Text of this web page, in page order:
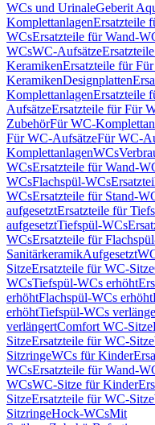
WCs und UrinaleGeberit
KomplettanlagenErsatzteile
WCsErsatzteile für Wand-
WCsWC-Aufsätze
KeramikenErsatzteile für
KeramikenDesignplatten
KomplettanlagenErsatzteile
AufsätzeErsatzteile für Für
ZubehörFür WC-
Für WC-AufsätzeFür WC-
KomplettanlagenWCs
WCsErsatzteile für Wand-
WCsFlachspül-WCs
WCsErsatzteile für Stand-
aufgesetztErsatzteile für
aufgesetztTiefspül-WCs
WCsErsatzteile für
SanitärkeramikAufgesetzt
SitzeErsatzteile für WC-Sitze
WCsTiefspül-WCs erhöht
erhöhtFlachspül-WCs erhöht
erhöhtTiefspül-WCs
verlängertComfort WC-Sitze
SitzeErsatzteile für WC-Sitze
SitzringeWCs für Kinder
WCsErsatzteile für Wand-
WCsWC-Sitze für Kinder
SitzeErsatzteile für WC-Sitze
SitzringeHock-WCsMit